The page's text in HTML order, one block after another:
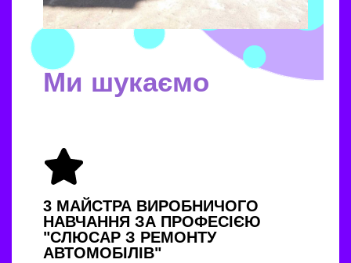
Ми шукаємо
3 МАЙСТРА ВИРОБНИЧОГО
НАВЧАННЯ ЗА ПРОФЕСІЄЮ
"СЛЮСАР З РЕМОНТУ
АВТОМОБІЛІВ"